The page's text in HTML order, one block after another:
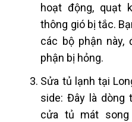
hoạt động, quạt
thông gió bị tắc.
các bộ phận này,
phận bị hỏng.
Sửa tủ lạnh tại
side: Đây là dòng
cửa tủ mát song